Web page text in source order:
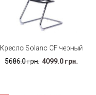
Кресло Solano CF черный
5686.0 грн. 4099.0 грн.